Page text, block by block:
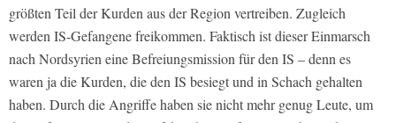
größten Teil der Kurden aus der Region vertreiben. Zugleich
werden IS-Gefangene freikommen. Faktisch ist dieser Einmarsch
nach Nordsyrien eine Befreiungsmission für den IS – denn es
waren ja die Kurden, die den IS besiegt und in Schach gehalten
haben. Durch die Angriffe haben sie nicht mehr genug Leute, um